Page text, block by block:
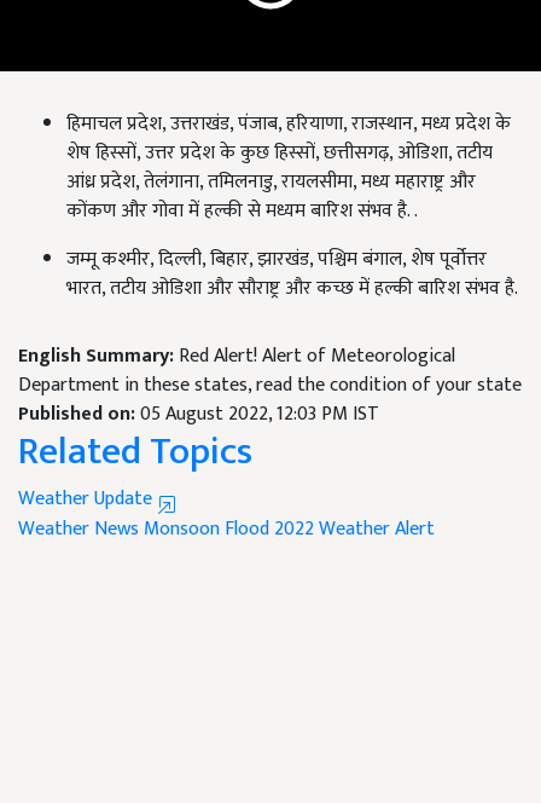
हिमाचल प्रदेश, उत्तराखंड, पंजाब, हरियाणा, राजस्थान, मध्य प्रदेश के
शेष हिस्सों, उत्तर प्रदेश के कुछ हिस्सों, छत्तीसगढ़, ओडिशा, तटीय
आंध्र प्रदेश, तेलंगाना, तमिलनाडु, रायलसीमा, मध्य महाराष्ट्र और
कोंकण और गोवा में हल्की से मध्यम बारिश संभव है. .
जम्मू कश्मीर, दिल्ली, बिहार, झारखंड, पश्चिम बंगाल, शेष पूर्वोत्तर
भारत, तटीय ओडिशा और सौराष्ट्र और कच्छ में हल्की बारिश संभव है.
English Summary:Red Alert! Alert of Meteorological
Department in these states, read the condition of your state
Published on:05 August 2022, 12:03 PM IST
Related Topics
Weather Update
Weather News MonsoonFlood 2022Weather Alert